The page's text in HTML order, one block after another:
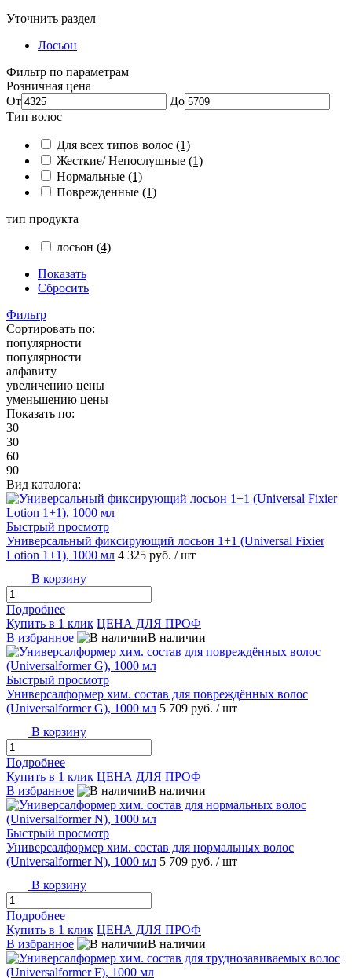
Уточнить раздел
Лосьон
Фильтр по параметрам
Розничная цена
От
До
Тип волос
Для всех типов волос (1)
Жесткие/ Непослушные (1)
Нормальные (1)
Поврежденные (1)
тип продукта
лосьон (4)
Показать
Сбросить
Фильтр
Сортировать по:
популярности
популярности
алфавиту
увеличению цены
уменьшению цены
Показать по:
30
30
60
90
Вид каталога:
Быстрый просмотр
Универсальный фиксирующий лосьон 1+1 (Universal Fixier
Lotion 1+1), 1000 мл 4 325 руб. / шт
В корзину
Подробнее
Купить в 1 клик ЦЕНА ДЛЯ ПРОФ
В избранное
В наличии
Быстрый просмотр
Универсалформер хим. состав для повреждённых волос
(Universalformer G), 1000 мл 5 709 руб. / шт
В корзину
Подробнее
Купить в 1 клик ЦЕНА ДЛЯ ПРОФ
В избранное
В наличии
Быстрый просмотр
Универсалформер хим. состав для нормальных волос
(Universalformer N), 1000 мл 5 709 руб. / шт
В корзину
Подробнее
Купить в 1 клик ЦЕНА ДЛЯ ПРОФ
В избранное
В наличии